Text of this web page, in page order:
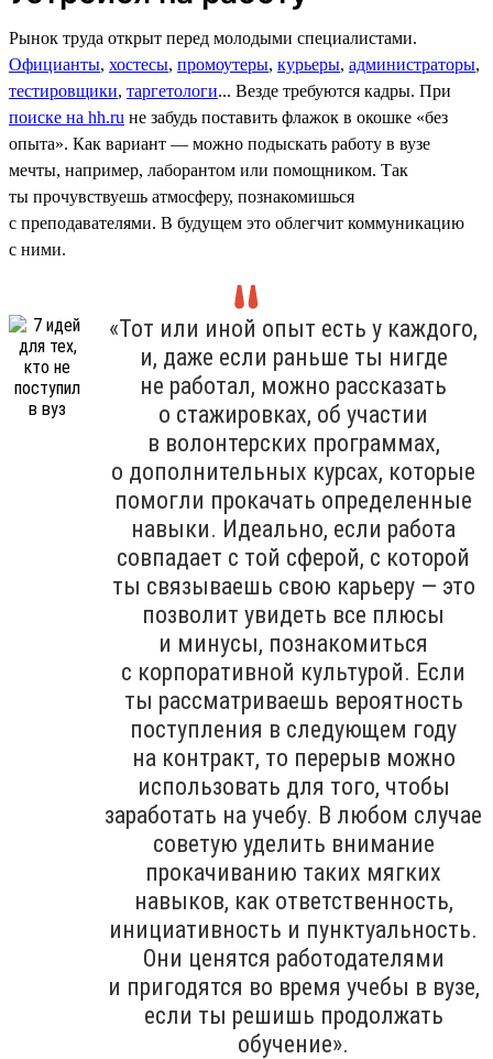
Рынок труда открыт перед молодыми специалистами.
Официанты, хостесы, промоутеры, курьеры, администраторы,
тестировщики, таргетологи... Везде требуются кадры. При
поиске на hh.ru не забудь поставить флажок в окошке «без
опыта». Как вариант — можно подыскать работу в вузе
мечты, например, лаборантом или помощником. Так
ты прочувствуешь атмосферу, познакомишься
с преподавателями. В будущем это облегчит коммуникацию
с ними.
«Тот или иной опыт есть у каждого,
и, даже если раньше ты нигде
не работал, можно рассказать
о стажировках, об участии
в волонтерских программах,
о дополнительных курсах, которые
помогли прокачать определенные
навыки. Идеально, если работа
совпадает с той сферой, с которой
ты связываешь свою карьеру — это
позволит увидеть все плюсы
и минусы, познакомиться
с корпоративной культурой. Если
ты рассматриваешь вероятность
поступления в следующем году
на контракт, то перерыв можно
использовать для того, чтобы
заработать на учебу. В любом случае
советую уделить внимание
прокачиванию таких мягких
навыков, как ответственность,
инициативность и пунктуальность.
Они ценятся работодателями
и пригодятся во время учебы в вузе,
если ты решишь продолжать
обучение».